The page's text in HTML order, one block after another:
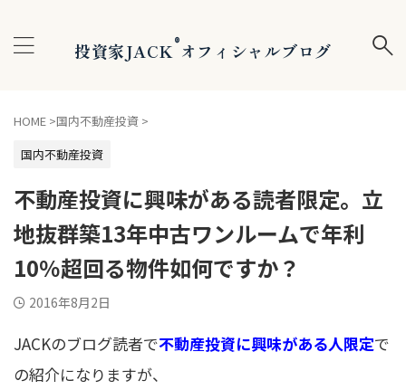
投資家JACK®オフィシャルブログ
HOME >国内不動産投資 >
国内不動産投資
不動産投資に興味がある読者限定。立
地抜群築13年中古ワンルームで年利
10％超回る物件如何ですか？
2016年8月2日
JACKのブログ読者で不動産投資に興味がある人限定で
の紹介になりますが、